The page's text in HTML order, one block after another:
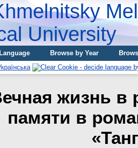
University
Language Browse by Year
жизнь в
памяти в